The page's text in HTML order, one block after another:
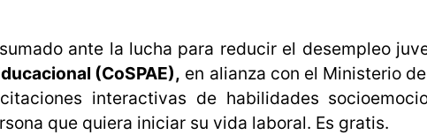
ante la lucha para reducir el desempleo
(CoSPAE), en alianza con el Ministerio
interactivas de habilidades
que quiera iniciar su vida laboral. Es gratis.